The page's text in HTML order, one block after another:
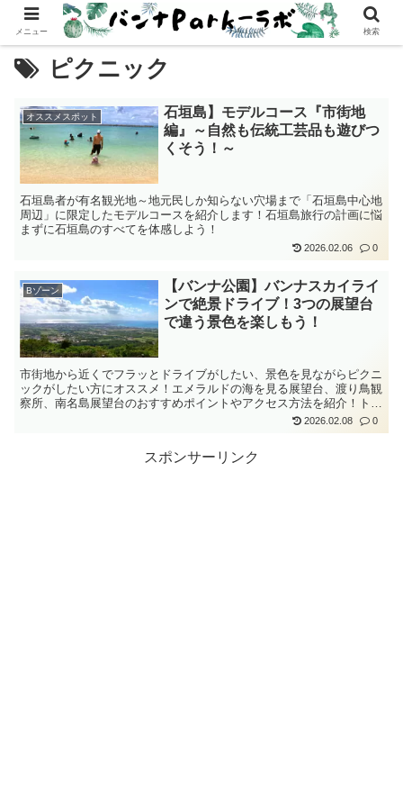
ピクニック
オススメスポット
石垣島】モデルコース『市街地
編』～自然も伝統工芸品も遊びつ
くそう！～
石垣島者が有名観光地～地元民しか知らない穴場まで「石垣島中心地
周辺」に限定したモデルコースを紹介します！石垣島旅行の計画に悩
まずに石垣島のすべてを体感しよう！
2026.02.06 0
Bゾーン
【バンナ公園】バンナスカイライ
ンで絶景ドライブ！3つの展望台
で違う景色を楽しもう！
市街地から近くでフラッとドライブがしたい、景色を見ながらピクニ
ックがしたい方にオススメ！エメラルドの海を見る展望台、渡り鳥観
察所、南名島展望台のおすすめポイントやアクセス方法を紹介！トイ
レも清潔に整備されているので子ども連れでも安心！ 2026.02.08 0
スポンサーリンク
メニュー 検索